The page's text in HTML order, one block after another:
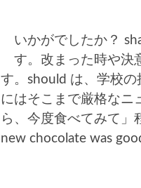
いかがでしたか？
す。改まった時や決
す。should は、学校
にはそこまで厳格なニ
ら、今度食べてみて」
new chocolate was